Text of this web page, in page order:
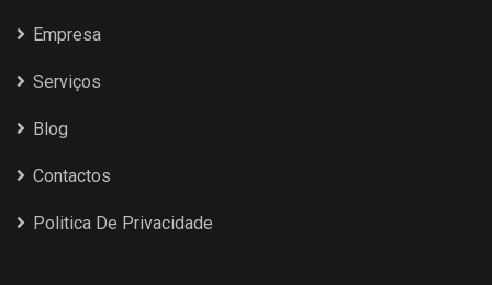
Empresa
Serviços
Blog
Contactos
Politica De Privacidade